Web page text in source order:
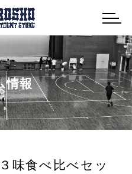
メニ
情報
味食べ比べセッ